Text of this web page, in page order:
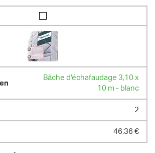
Bâche d'échafaudage 3,10 x
10 m - blanc
2
46,36 €